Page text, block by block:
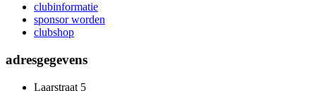
clubinformatie
sponsor worden
clubshop
adresgegevens
Laarstraat 5